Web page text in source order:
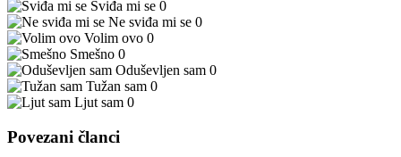
Sviđa mi se 0
Ne sviđa mi se 0
Volim ovo 0
Smešno 0
Oduševljen sam 0
Tužan sam 0
Ljut sam 0
Povezani članci